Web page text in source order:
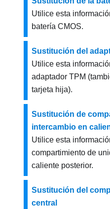
Utilice esta
batería CMOS.
Sustitución del
Utilice esta
adaptador TPM
tarjeta hija).
Sustitución de
intercambio en
Utilice esta
compartimiento de
caliente posterior.
Sustitución del
central